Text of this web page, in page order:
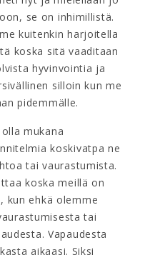
se on inhimillistä.
kuitenkin harjoitella
koska sitä vaaditaan
hyvinvointia ja
silloin kun me
pidemmälle.
mukana
koskivatpa ne
tai vaurastumista.
koska meillä on
kun ehkä olemme
tai
Vapaudesta
aikaasi. Siksi